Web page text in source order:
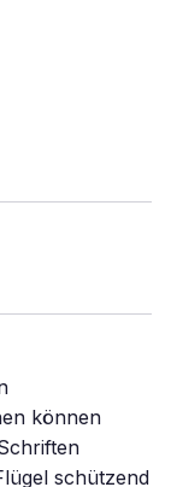
können
schützend